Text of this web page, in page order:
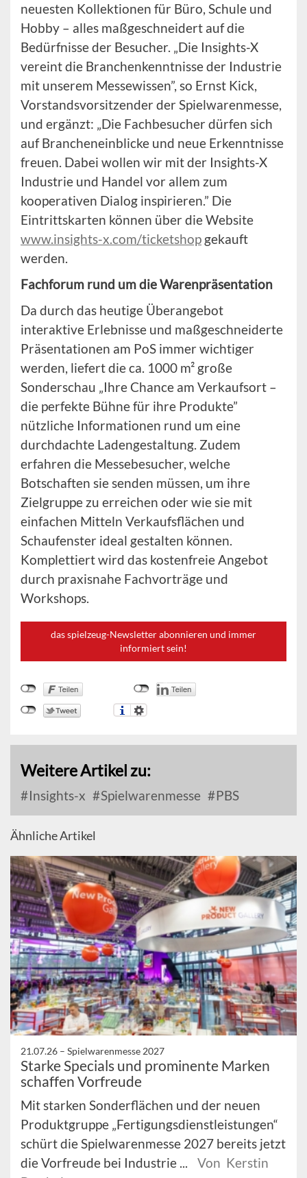
neuesten Kollektionen für Büro, Schule und
Hobby – alles maßgeschneidert auf die
Bedürfnisse der Besucher. „Die Insights-X
vereint die Branchenkenntnisse der Industrie
mit unserem Messewissen”, so Ernst Kick,
Vorstandsvorsitzender der Spielwarenmesse,
und ergänzt: „Die Fachbesucher dürfen sich
auf Brancheneinblicke und neue Erkenntnisse
freuen. Dabei wollen wir mit der Insights-X
Industrie und Handel vor allem zum
kooperativen Dialog inspirieren.” Die
Eintrittskarten können über die Website
www.insights-x.com/ticketshop gekauft
werden.
Fachforum rund um die Warenpräsentation
Da durch das heutige Überangebot
interaktive Erlebnisse und maßgeschneiderte
Präsentationen am PoS immer wichtiger
werden, liefert die ca. 1000 m² große
Sonderschau „Ihre Chance am Verkaufsort –
die perfekte Bühne für ihre Produkte”
nützliche Informationen rund um eine
durchdachte Ladengestaltung. Zudem
erfahren die Messebesucher, welche
Botschaften sie senden müssen, um ihre
Zielgruppe zu erreichen oder wie sie mit
einfachen Mitteln Verkaufsflächen und
Schaufenster ideal gestalten können.
Komplettiert wird das kostenfreie Angebot
durch praxisnahe Fachvorträge und
Workshops.
das spielzeug-Newsletter abonnieren und immer
informiert sein!
Weitere Artikel zu:
Insights-x Spielwarenmesse PBS
Ähnliche Artikel
21.07.26 – Spielwarenmesse 2027
Starke Specials und prominente Marken
schaffen Vorfreude
Mit starken Sonderflächen und der neuen
Produktgruppe „Fertigungsdienstleistungen“
schürt die Spielwarenmesse 2027 bereits jetzt
die Vorfreude bei Industrie ...
Von Kerstin